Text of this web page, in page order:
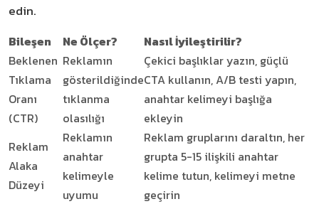
edin.
Bileşen Ne Ölçer?
Nasıl İyileştirilir?
Beklenen
Tıklama
Oranı
(CTR)
Reklamın
gösterildiğinde
tıklanma
olasılığı
Çekici başlıklar yazın, güçlü
CTA kullanın, A/B testi yapın,
anahtar kelimeyi başlığa
ekleyin
Reklam
Alaka
Düzeyi
Reklamın
anahtar
kelimeyle
uyumu
Reklam gruplarını daraltın, her
grupta 5-15 ilişkili anahtar
kelime tutun, kelimeyi metne
geçirin